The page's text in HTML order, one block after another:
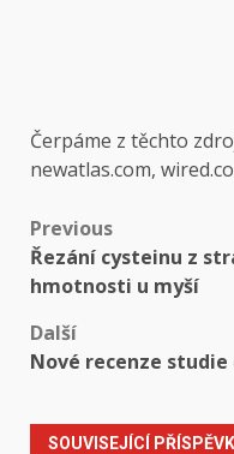
Čerpáme z těchto
newatlas.com,
Post
navigation
Previous
Řezání cysteinu z
hmotnosti u myší
Další
Nové recenze
SOUVISEJÍCÍ